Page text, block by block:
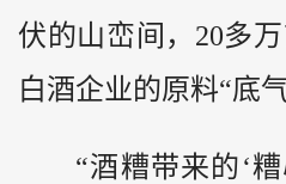
伏的山峦间，20多
白酒企业的原料“底气
“酒糟带来的‘